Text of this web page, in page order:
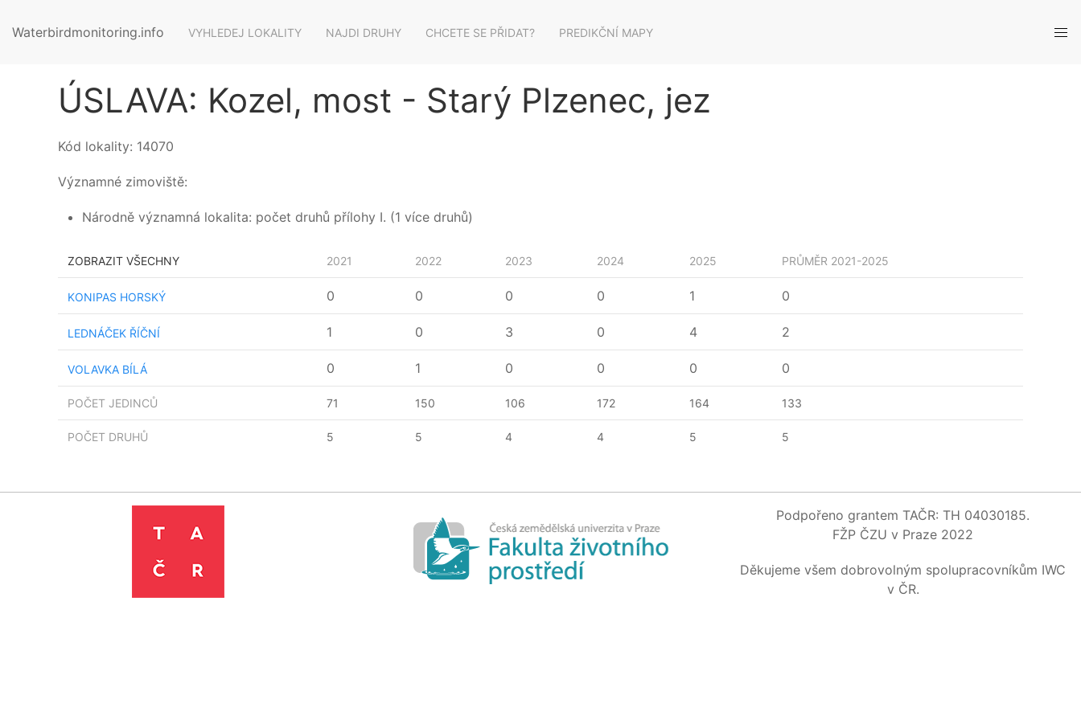
Waterbirdmonitoring.info VYHLEDEJ LOKALITY NAJDI DRUHY CHCETE SE PŘIDAT? PREDIKČNÍ MAPY
ÚSLAVA: Kozel, most - Starý Plzenec, jez
Kód lokality: 14070
Významné zimoviště:
Národně významná lokalita: počet druhů přílohy I. (1 více druhů)
ZOBRAZIT VŠECHNY 2021 2022 2023 2024 2025 PRŮMĚR 2021-2025
POČET JEDINCŮ 71 150 106 172 164 133
POČET DRUHŮ 5 5 4 4 5 5
KONIPAS HORSKÝ 0 0 0 0 1 0
LEDNÁČEK ŘÍČNÍ 1 0 3 0 4 2
VOLAVKA BÍLÁ 0 1 0 0 0 0
Podpořeno grantem TAČR: TH 04030185.
FŽP ČZU v Praze 2022
Děkujeme všem dobrovolným spolupracovníkům IWC
v ČR.